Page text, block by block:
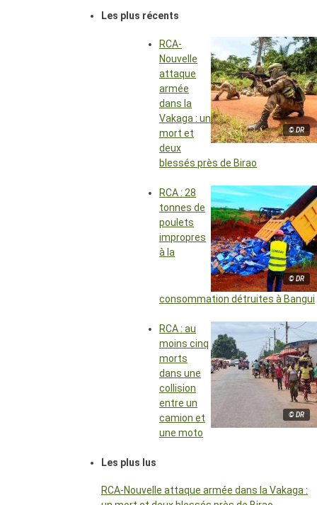
Les plus récents
© DR
RCA-
Nouvelle
attaque
armée
dans la
Vakaga : un
mort et
deux
blessés près de Birao
© DR
RCA : 28
tonnes de
poulets
impropres
à la
consommation détruites à Bangui
© DR
RCA : au
moins cinq
morts
dans une
collision
entre un
camion et
une moto
Les plus lus
RCA-Nouvelle attaque armée dans la Vakaga :